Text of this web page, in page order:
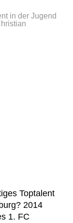
in der Jugend
Toptalent
2014
1. FC